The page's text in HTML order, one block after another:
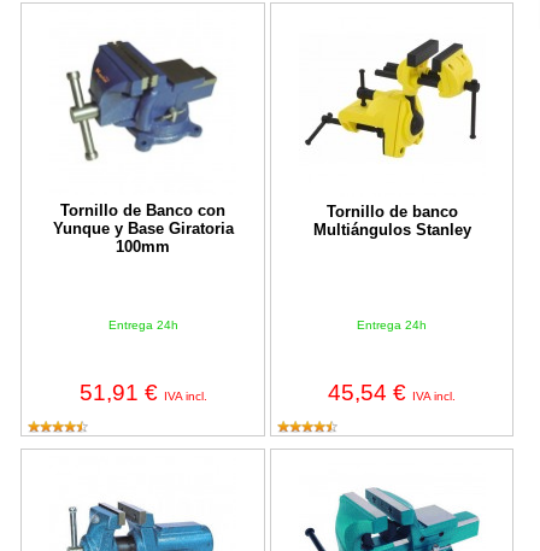
Tornillo de Banco con
Yunque y Base Giratoria
100mm
Entrega 24h
51,91 € IVA incl.
Tornillo de banco
Multiángulos Stanley
Entrega 24h
45,54 € IVA incl.